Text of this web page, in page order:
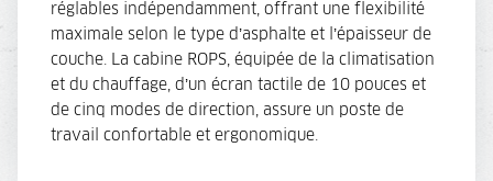
réglables indépendamment, offrant une flexibilité
maximale selon le type d’asphalte et l’épaisseur de
couche. La cabine ROPS, équipée de la climatisation
et du chauffage, d’un écran tactile de 10 pouces et
de cinq modes de direction, assure un poste de
travail confortable et ergonomique.